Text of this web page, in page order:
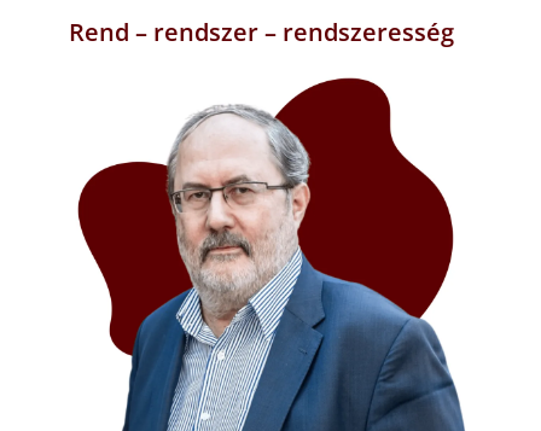
Rend – rendszer – rendszeresség